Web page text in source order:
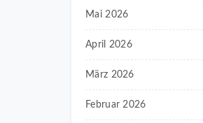
Mai 2026
April 2026
März 2026
Februar 2026